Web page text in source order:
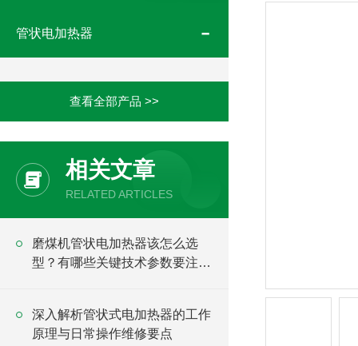
管状电加热器
查看全部产品 >>
相关文章
RELATED ARTICLES
磨煤机管状电加热器该怎么选
型？有哪些关键技术参数要注
深入解析管状式电加热器的工作
原理与日常操作维修要点